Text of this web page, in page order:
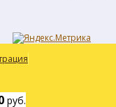
руб.